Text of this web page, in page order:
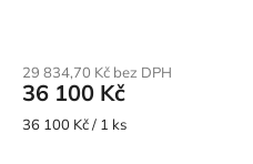
29 834,70 Kč bez DPH
36 100 Kč
Měrná
36 100 Kč / 1 ks